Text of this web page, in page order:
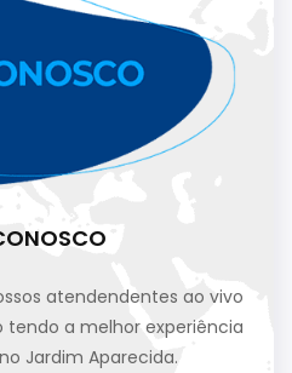
atendendentes ao vivo
a melhor experiência
Jardim Aparecida.